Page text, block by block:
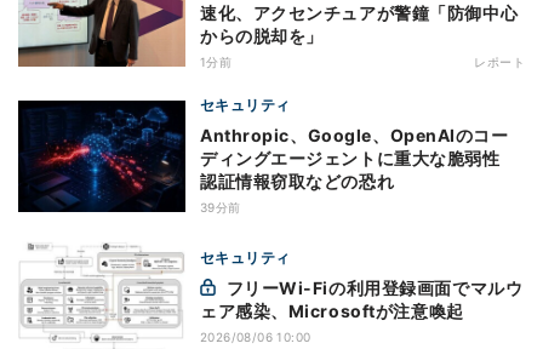
速化、アクセンチュアが警鐘「防御中心
からの脱却を」
1分前 レポート
セキュリティ
Anthropic、Google、OpenAIのコー
ディングエージェントに重大な脆弱性
認証情報窃取などの恐れ
39分前
セキュリティ
ェア感染、Microsoftが注意喚起
2026/08/06 10:00